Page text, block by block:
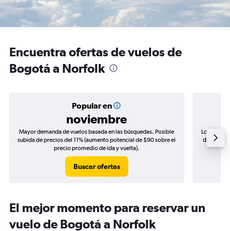
Encuentra ofertas de vuelos de
Bogotá a Norfolk
Popular en
noviembre
Mayor demanda de vuelos basada en las búsquedas. Posible
subida de precios del 11% (aumento potencial de $90 sobre el
precio promedio de ida y vuelta).
Buscar ofertas
Los
de
El mejor momento para reservar un
vuelo de Bogotá a Norfolk